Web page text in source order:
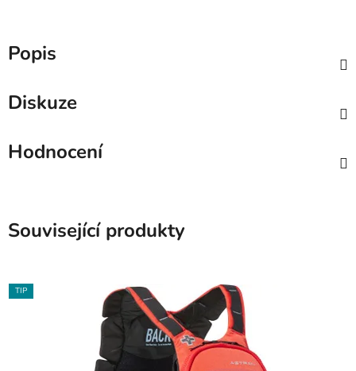
Popis
Diskuze
Hodnocení
Související produkty
TIP